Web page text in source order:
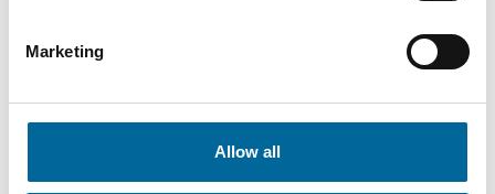
Marketing
Allow all